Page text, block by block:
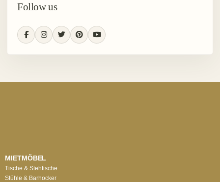
Follow us
MIETMÖBEL
Tische & Stehtische
Stühle & Barhocker